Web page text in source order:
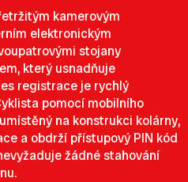
kamerovým
elektronickým
stojany
který usnadňuje
registrace je rychlý
pomocí mobilního
na konstrukci kolárny,
a obdrží přístupový PIN kód
žádné stahování